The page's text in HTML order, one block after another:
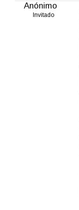
Anónimo
Invitado